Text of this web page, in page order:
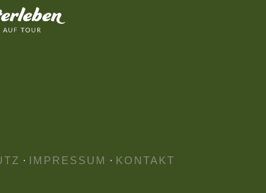
· IMPRESSUM · KONTAKT